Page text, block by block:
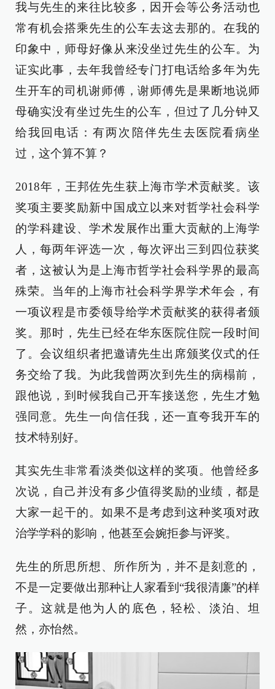
我与先生的来往比较多，因开会等公务活动也
常有机会搭乘先生的公车去这去那的。在我的
印象中，师母好像从来没坐过先生的公车。为
证实此事，去年我曾经专门打电话给多年为先
生开车的司机谢师傅，谢师傅先是果断地说师
母确实没有坐过先生的公车，但过了几分钟又
给我回电话：有两次陪伴先生去医院看病坐
过，这个算不算？
2018年，王邦佐先生获上海市学术贡献奖。该
奖项主要奖励新中国成立以来对哲学社会科学
的学科建设、学术发展作出重大贡献的上海学
人，每两年评选一次，每次评出三到四位获奖
者，这被认为是上海市哲学社会科学界的最高
殊荣。当年的上海市社会科学界学术年会，有
一项议程是市委领导给学术贡献奖的获得者颁
奖。那时，先生已经在华东医院住院一段时间
了。会议组织者把邀请先生出席颁奖仪式的任
务交给了我。为此我曾两次到先生的病榻前，
跟他说，到时候我自己开车接送您，先生才勉
强同意。先生一向信任我，还一直夸我开车的
技术特别好。
其实先生非常看淡类似这样的奖项。他曾经多
次说，自己并没有多少值得奖励的业绩，都是
大家一起干的。如果不是考虑到这种奖项对政
治学学科的影响，他甚至会婉拒参与评奖。
先生的所思所想、所作所为，并不是刻意的，
不是一定要做出那种让人家看到“我很清廉”的样
子。这就是他为人的底色，轻松、淡泊、坦
然，亦怡然。